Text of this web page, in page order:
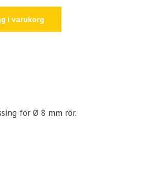
i varukorg
för Ø 8 mm rör.